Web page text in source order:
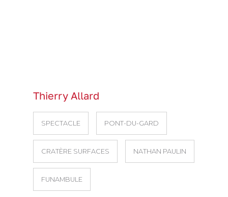
Thierry Allard
SPECTACLE PONT-DU-GARD
CRATÈRE SURFACES NATHAN PAULIN
FUNAMBULE